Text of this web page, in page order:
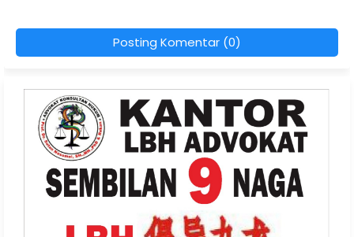
Posting Komentar (0)